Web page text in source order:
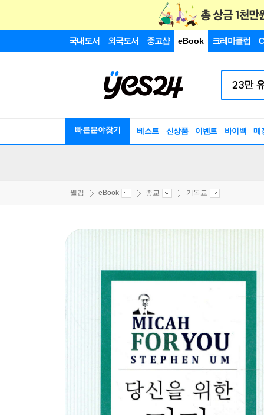
국내도서 외국도서 중고샵 eBook 크레마클럽
빠른분야찾기 베스트 신상품 이벤트 바이백 매
웰컴 eBook 종교 기독교